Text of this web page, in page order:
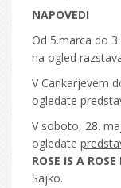
NAPOVEDI
Od 5.marca do
na ogled
V Cankarjevem
ogledate
V soboto, 28.
ogledate
ROSE IS A
Sajko.